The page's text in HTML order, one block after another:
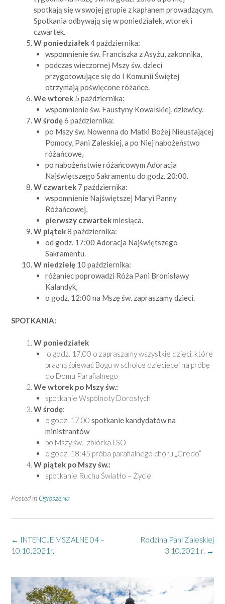
spotkają się w swojej grupie z kapłanem prowadzącym.
Spotkania odbywają się w poniedziałek, wtorek i
czwartek.
W poniedziałek4 października:
wspomnienie św. Franciszka z Asyżu, zakonnika,
podczas wieczornej Mszy św. dzieci
przygotowujące się do I Komunii Świętej
otrzymają poświęcone różańce.
We wtorek 5 października:
wspomnienie św. Faustyny Kowalskiej, dziewicy.
W środę6 października:
po Mszy św. Nowenna do Matki Bożej Nieustającej
Pomocy, Pani Zaleskiej, a po Niej nabożeństwo
różańcowe,
po nabożeństwie różańcowym Adoracja
Najświętszego Sakramentu do godz. 20:00.
W czwartek 7 października:
wspomnienie Najświętszej Maryi Panny
Różańcowej,
pierwszy czwartekmiesiąca.
W piątek8 października:
od godz. 17:00 Adoracja Najświętszego
Sakramentu.
W niedzielę 10 października:
różaniec poprowadzi Róża Pani Bronisławy
Kalandyk,
o godz. 12:00 na Mszę św. zapraszamy dzieci.
SPOTKANIA:
W poniedziałek
o godz. 17.00 o zapraszamy wszystkie dzieci, które
pragną śpiewać Bogu w scholce dziecięcej na próbę
do Domu Parafialnego
We wtorek po Mszy św.:
spotkanie Wspólnoty Dorosłych
W środę:
o godz. 17.00 spotkanie kandydatów na
ministrantów
po Mszy św.- zbiórka LSO
o godz. 18:45 próba parafialnego chóru „Credo”
W piątek po Mszy św.:
spotkanie Ruchu Światło – Życie
Posted in Ogłoszenia
Post
navigation
Rodzina Pani Zaleskiej
3.10.2021 r. →
← INTENCJE MSZALNE 04 –
10.10.2021r.